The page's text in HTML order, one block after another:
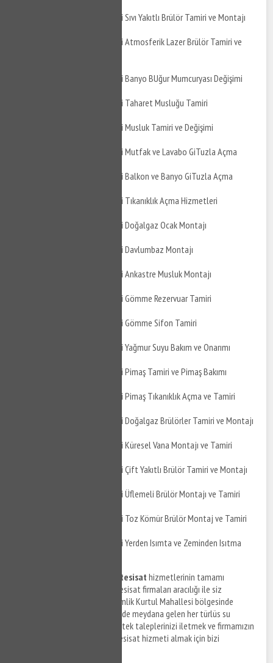
Gemlik Kurtul Mahallesi Sıvı Yakıtlı Brülör Tamiri ve Montajı
Gemlik Kurtul Mahallesi Atmosferik Lazer Brülör Tamiri ve
Gemlik Kurtul Mahallesi Banyo BUğur Mumcuryası Değişimi
Gemlik Kurtul Mahallesi Taharet Musluğu Tamiri
Gemlik Kurtul Mahallesi Musluk Tamiri ve Değişimi
Gemlik Kurtul Mahallesi Mutfak ve Lavabo GiTuzla Açma
Gemlik Kurtul Mahallesi Balkon ve Banyo GiTuzla Açma
Gemlik Kurtul Mahallesi Tıkanıklık Açma Hizmetleri
Gemlik Kurtul Mahallesi Doğalgaz Ocak Montajı
Gemlik Kurtul Mahallesi Davlumbaz Montajı
Gemlik Kurtul Mahallesi Ankastre Musluk Montajı
Gemlik Kurtul Mahallesi Gömme Rezervuar Tamiri
Gemlik Kurtul Mahallesi Gömme Sifon Tamiri
Gemlik Kurtul Mahallesi Yağmur Suyu Bakım ve Onarımı
Gemlik Kurtul Mahallesi Pimaş Tamiri ve Pimaş Bakımı
Gemlik Kurtul Mahallesi Pimaş Tıkanıklık Açma ve Tamiri
Gemlik Kurtul Mahallesi Doğalgaz Brülörler Tamiri ve Montajı
Gemlik Kurtul Mahallesi Küresel Vana Montajı ve Tamiri
Gemlik Kurtul Mahallesi Çift Yakıtlı Brülör Tamiri ve Montajı
Gemlik Kurtul Mahallesi Üflemeli Brülör Montajı ve Tamiri
Gemlik Kurtul Mahallesi Toz Kömür Brülör Montaj ve Tamiri
Gemlik Kurtul Mahallesi Yerden Isımta ve Zeminden Isıtma
Gemlik Kurtul Mahallesi su tesisat hizmetlerinin tamamı
firmamızın anlaşmalı olduğu tesisat firmaları aracılığı ile siz
tüketicilere sunulmaktadır. Gemlik Kurtul Mahallesi bölgesinde
yaşam alanlarınız ve ofislerinizde meydana gelen her türlüs su
tesisat arızalarınız ile ilgili destek taleplerinizi iletmek ve firmamızın
anlaşmalı olduğu ekiplerden tesisat hizmeti almak için bizi